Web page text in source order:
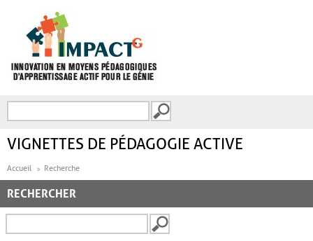
FORMULAIRE DE
VIGNETTES DE PÉDAGOGIE ACTIVE
Accueil Recherche
RECHERCHER